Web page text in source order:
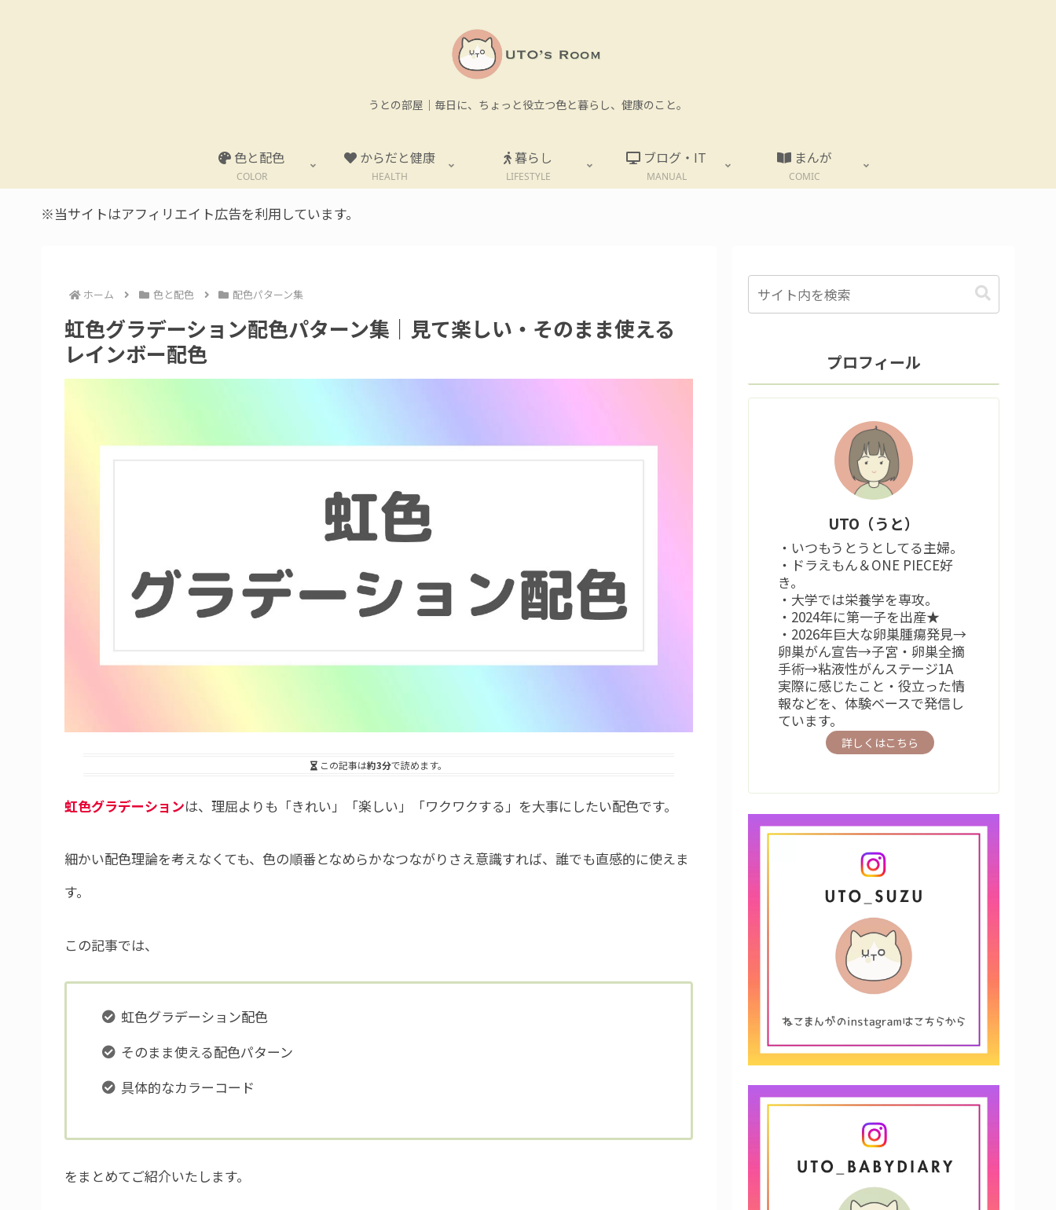
うとの部屋｜毎日に、ちょっと役立つ色と暮らし、健康のこと。
色と配色
COLOR
からだと健康
HEALTH
暮らし
LIFESTYLE
ブログ・IT
MANUAL
まんが
COMIC
※当サイトはアフィリエイト広告を利用しています。
ホーム 色と配色 配色パターン集
虹色グラデーション配色パターン集｜見て楽しい・そのまま使える
レインボー配色
この記事は約3分で読めます。
虹色グラデーションは、理屈よりも「きれい」「楽しい」「ワクワクする」を大事にしたい配色です。
細かい配色理論を考えなくても、色の順番となめらかなつながりさえ意識すれば、誰でも直感的に使えま
す。
この記事では、
虹色グラデーション配色
そのまま使える配色パターン
具体的なカラーコード
をまとめてご紹介いたします。
プロフィール
UTO（うと）
・いつもうとうとしてる主婦。
・ドラえもん＆ONE PIECE好
き。
・大学では栄養学を専攻。
・2024年に第一子を出産★
・2026年巨大な卵巣腫瘍発見→
卵巣がん宣告→子宮・卵巣全摘
手術→粘液性がんステージ1A
実際に感じたこと・役立った情
報などを、体験ベースで発信し
ています。
詳しくはこちら